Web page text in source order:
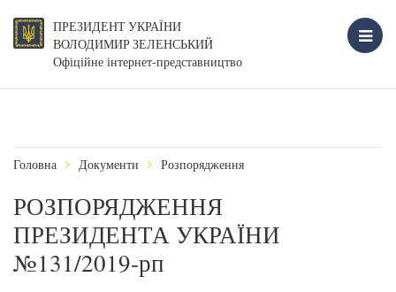
ПРЕЗИДЕНТ УКРАЇНИ
ВОЛОДИМИР ЗЕЛЕНСЬКИЙ
Офіційне інтернет-представництво
Головна Документи Розпорядження
РОЗПОРЯДЖЕННЯ
ПРЕЗИДЕНТА УКРАЇНИ
№131/2019-рп